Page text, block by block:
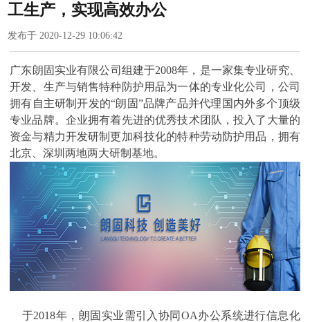
工生产，实现高效办公
发布于 2020-12-29 10:06:42
广东朗固实业有限公司组建于2008年，是一家集专业研究、
开发、生产与销售特种防护用品为一体的专业化公司，公司
拥有自主研制开发的“朗固”品牌产品并代理国内外多个顶级
专业品牌。企业拥有着先进的优秀技术团队，投入了大量的
资金与精力开发研制更加科技化的特种劳动防护用品，拥有
北京、深圳两地两大研制基地。
于2018年，朗固实业需引入协同OA办公系统进行信息化